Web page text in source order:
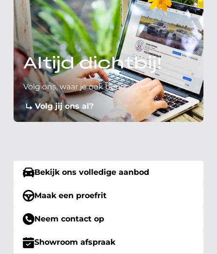
Altijd dichtbij!
Volg ons, waar je ook bent
Volg jij ons al?
Bekijk ons volledige aanbod
Maak een proefrit
Neem contact op
Showroom afspraak